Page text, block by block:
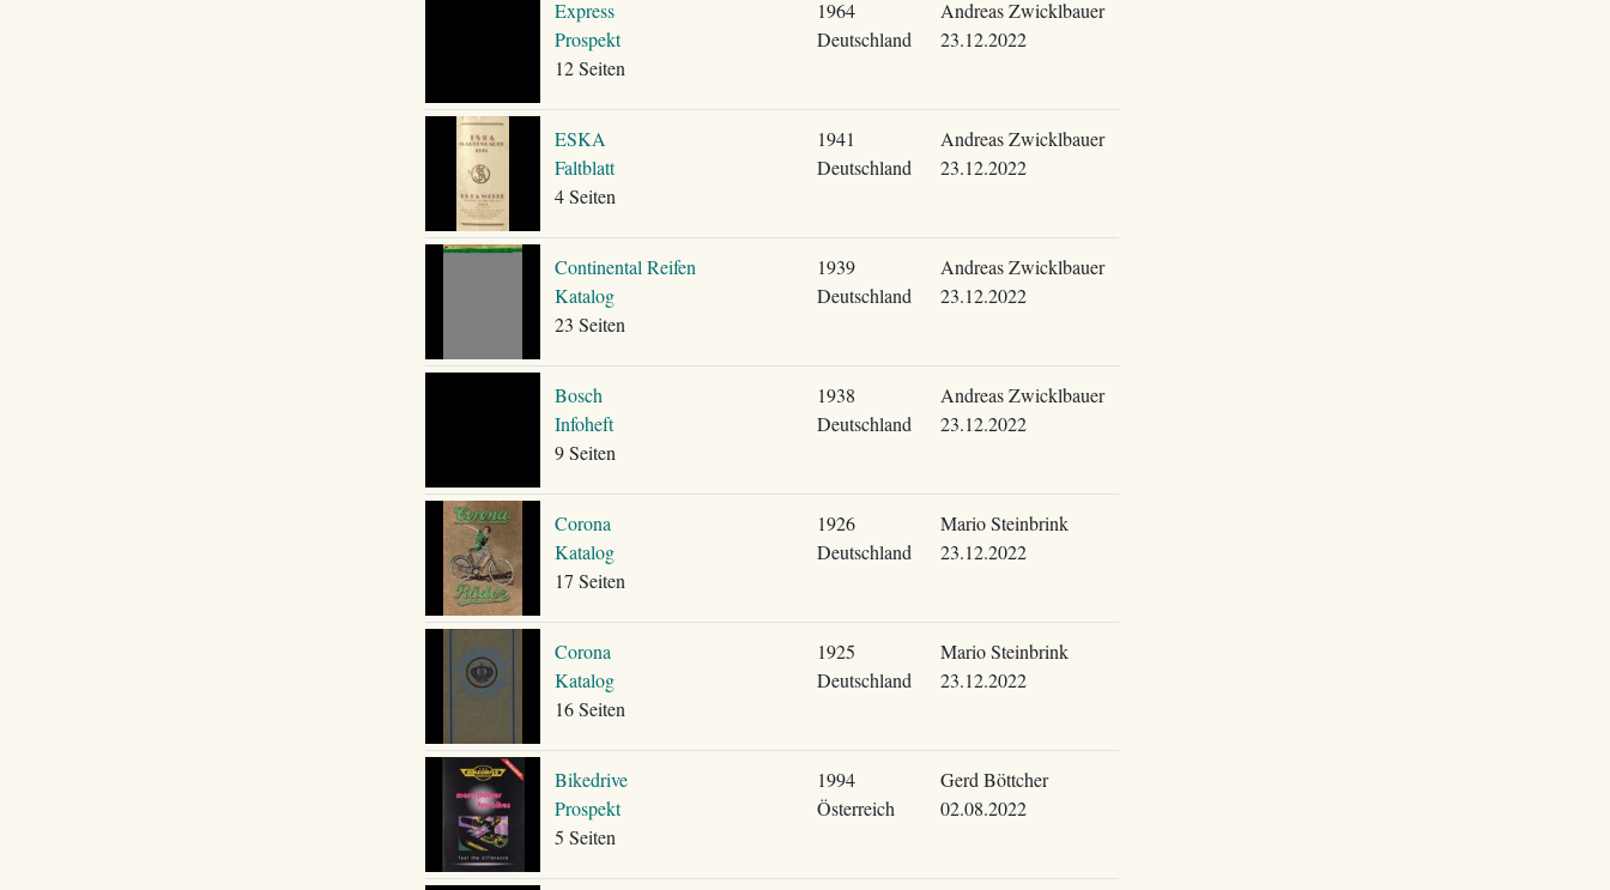
Express
Prospekt
12 Seiten
1964
Deutschland
Andreas Zwicklbauer
23.12.2022
ESKA
Faltblatt
4 Seiten
1941
Deutschland
Andreas Zwicklbauer
23.12.2022
Continental Reifen
Katalog
23 Seiten
1939
Deutschland
Andreas Zwicklbauer
23.12.2022
Bosch
Infoheft
9 Seiten
1938
Deutschland
Andreas Zwicklbauer
23.12.2022
Corona
Katalog
17 Seiten
1926
Deutschland
Mario Steinbrink
23.12.2022
Corona
Katalog
16 Seiten
1925
Deutschland
Mario Steinbrink
23.12.2022
Bikedrive
Prospekt
5 Seiten
1994
Österreich
Gerd Böttcher
02.08.2022